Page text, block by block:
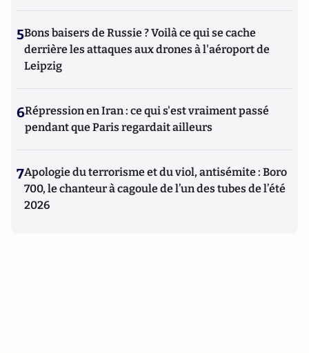
5Bons baisers de Russie ? Voilà ce qui se cache
derrière les attaques aux drones à l'aéroport de
Leipzig
6Répression en Iran : ce qui s'est vraiment passé
pendant que Paris regardait ailleurs
7Apologie du terrorisme et du viol, antisémite : Boro
700, le chanteur à cagoule de l’un des tubes de l’été
2026